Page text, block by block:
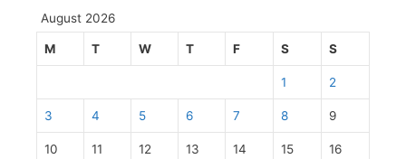
August 2026
M T W T F S S
1 2
3 4 5 6 7 8 9
10 11 12 13 14 15 16